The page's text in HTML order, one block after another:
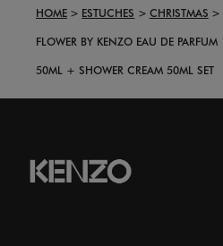
HOME ESTUCHES CHRISTMAS
FLOWER BY KENZO EAU DE
50ML + SHOWER CREAM 50ML SET